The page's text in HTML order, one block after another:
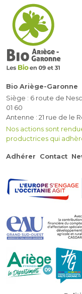
Bio Ariège-Garonne
Siège : 6 route de
01 60
Antenne : 21 rue de le
Nos actions sont
productrices qui
Adhérer Contact